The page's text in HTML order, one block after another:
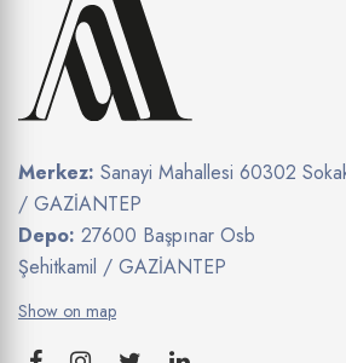
Merkez: Sanayi Mahallesi 60302
/ GAZİANTEP
Depo: 27600 Başpınar Osb
Şehitkamil / GAZİANTEP
Show on map